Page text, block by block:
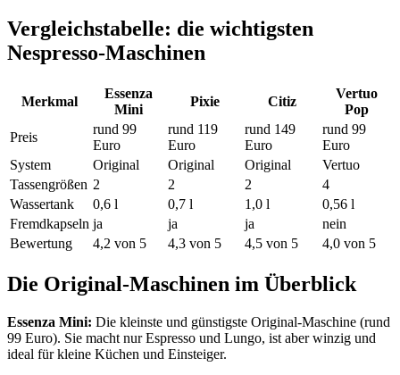
Vergleichstabelle: die wichtigsten
Nespresso-Maschinen
Merkmal
Essenza
Mini
Pixie Citiz
Vertuo
Pop
Preis
rund 99
Euro
rund 119
Euro
rund 149
Euro
rund 99
Euro
System
Original Original Original
Vertuo
Tassengrößen 2 2 2
4
Wassertank
0,6 l 0,7 l 1,0 l
0,56 l
Fremdkapseln ja ja ja
nein
Bewertung
4,2 von 5 4,3 von 5 4,5 von 5 4,0 von 5
Die Original-Maschinen im Überblick
Essenza Mini: Die kleinste und günstigste Original-Maschine (rund
99 Euro). Sie macht nur Espresso und Lungo, ist aber winzig und
ideal für kleine Küchen und Einsteiger.